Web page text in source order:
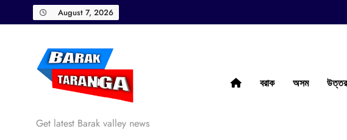
to
August 7, 2026
Barak Taranga
Get latest Barak valley news
বরাক অসম উত্তর